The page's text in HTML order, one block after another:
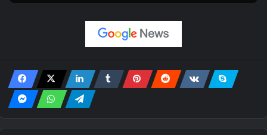
O mundo em ALLfiring salta entre áreas
selvagens congeladas, florestas antigas, locais
em ruínas e cidades movimentadas. Cada
região esconde segredos, caminhos
antigas para escavar. E os mapas oferecem
uma exploração sandbox no estilo voxel.